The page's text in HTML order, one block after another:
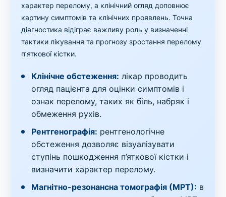
характер перелому, а клінічний огляд доповнює
картину симптомів та клінічних проявлень. Точна
діагностика відіграє важливу роль у визначенні
тактики лікування та прогнозу зростання перелому
п’яткової кістки.
Клінічне обстеження: лікар проводить
огляд пацієнта для оцінки симптомів і
ознак перелому, таких як біль, набряк і
обмеження рухів.
Рентгенографія: рентгенологічне
обстеження дозволяє візуалізувати
ступінь пошкодження п’яткової кістки і
визначити характер перелому.
Магнітно-резонансна томографія (МРТ): в